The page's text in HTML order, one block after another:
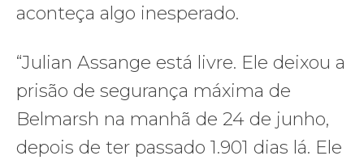
aconteça algo inesperado.
“Julian Assange está livre. Ele deixou a
prisão de segurança máxima de
Belmarsh na manhã de 24 de junho,
depois de ter passado 1.901 dias lá. Ele